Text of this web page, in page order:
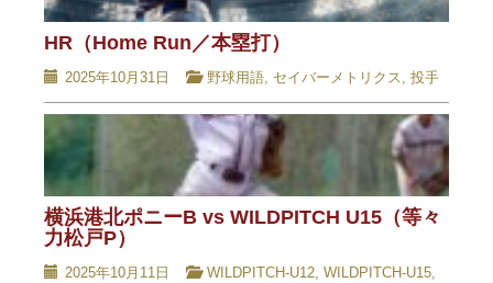
HR（Home Run／本塁打）
2025年10月31日 野球用語, セイバーメトリクス, 投手
横浜港北ポニーB vs WILDPITCH U15（等々
力松戸P）
2025年10月11日 WILDPITCH-U12, WILDPITCH-U15,